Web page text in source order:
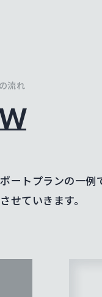
流れ
ートプランの一
せていきます。